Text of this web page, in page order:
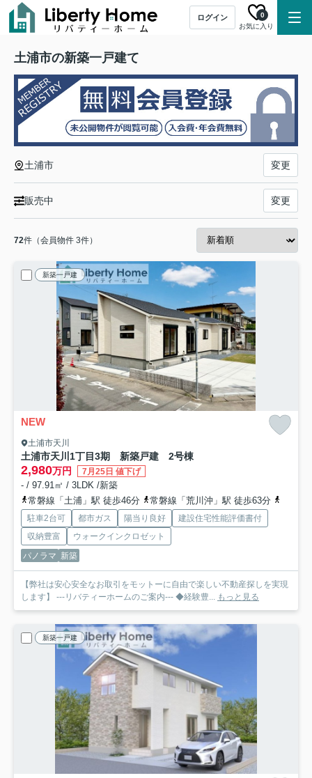
ログイン
お気に入り
0
土浦市の新築一戸建て
土浦市 変更
販売中 変更
72件（会員物件 3件）
新築一戸建
NEW
土浦市天川
土浦市天川1丁目3期 新築戸建 2号棟
2,980万円 7月25日 値下げ
- / 97.91㎡ / 3LDK /新築
常磐線「土浦」駅 徒歩46分
常磐線「荒川沖」駅 徒歩63分
駐車2台可 都市ガス 陽当り良好
建設住宅性能評価書付
収納豊富
ウォークインクロゼット
パノラマ 新築
【弊社は安心安全なお取引をモットーに自由で楽しい不動産探しを実現
します】 ---リバティーホームのご案内--- ◆経験豊... もっと見る
新築一戸建